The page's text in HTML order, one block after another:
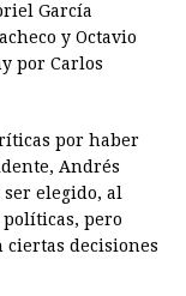
García
y Octavio
por Carlos
por haber
Andrés
ser elegido, al
políticas, pero
decisiones